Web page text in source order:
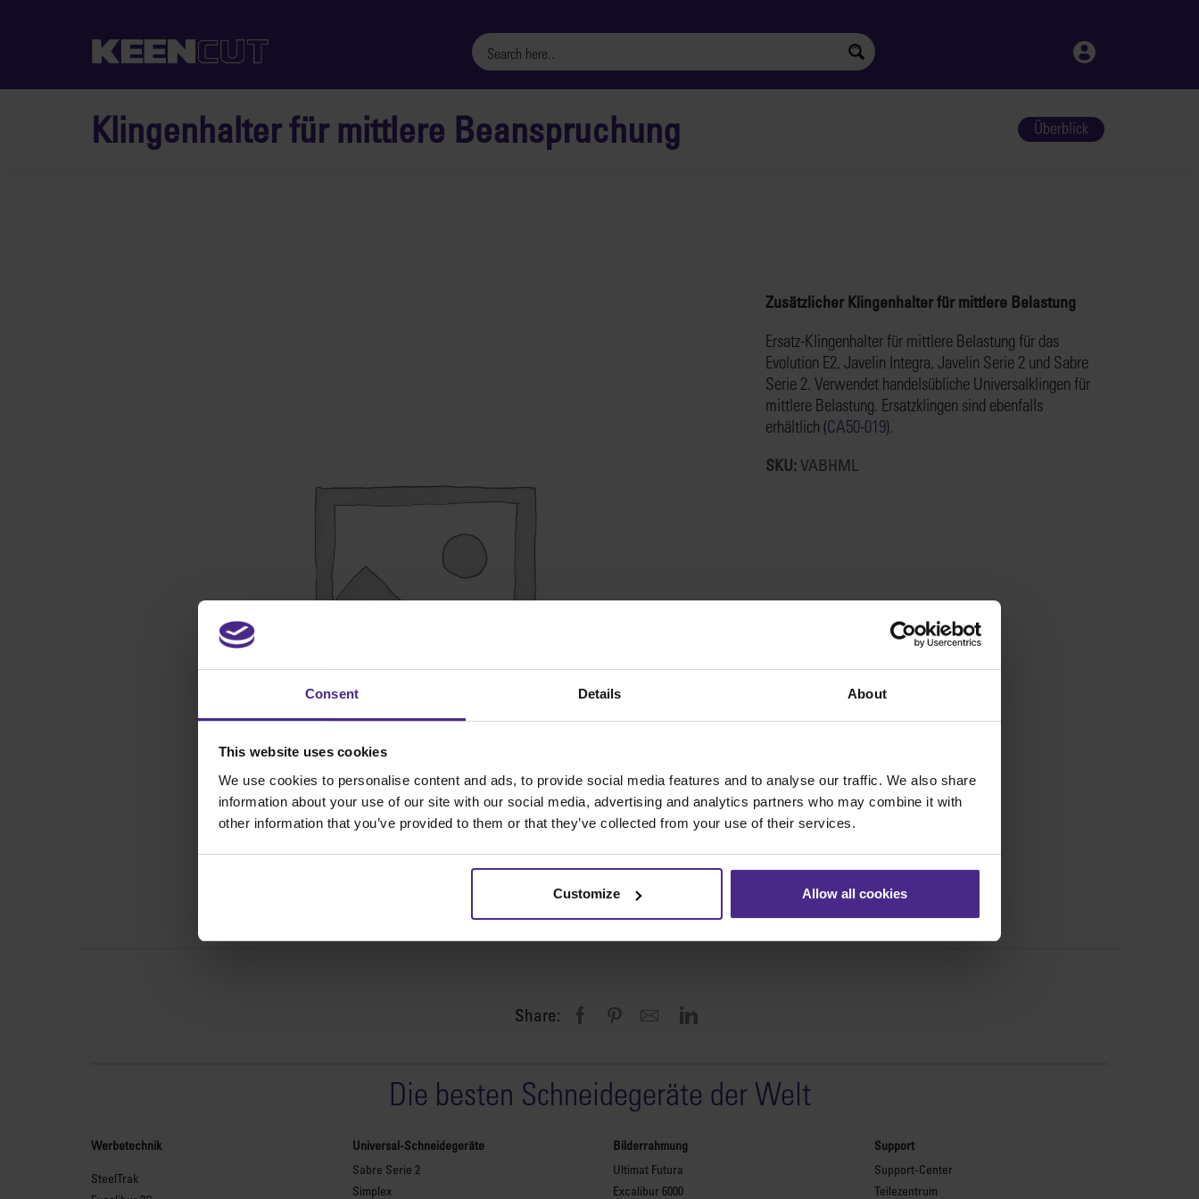
Consent Details About
This website uses cookies
We use cookies to personalise content and ads, to provide social media features and to analyse our traffic. We also share
information about your use of our site with our social media, advertising and analytics partners who may combine it with
other information that you’ve provided to them or that they’ve collected from your use of their services.
Customize Allow all cookies
Klingenhalter für mittlere Beanspruchung Überblick
Zusätzlicher Klingenhalter für mittlere Belastung
Ersatz-Klingenhalter für mittlere Belastung für das
Evolution E2, Javelin Integra, Javelin Serie 2 und Sabre
Serie 2. Verwendet handelsübliche Universalklingen für
mittlere Belastung. Ersatzklingen sind ebenfalls
erhältlich (CA50-019).
SKU:VABHML
Share:
Die besten Schneidegeräte der Welt
Werbetechnik
SteelTrak
Universal-Schneidegeräte
Sabre Serie 2
Simplex
Bilderrahmung
Ultimat Futura
Excalibur 6000
Support
Support-Center
Teilezentrum